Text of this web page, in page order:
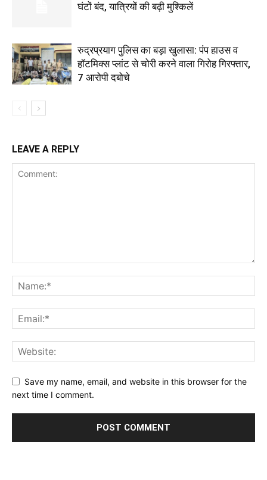
घंटों बंद, यात्रियों की बढ़ी मुश्किलें
रुद्रप्रयाग पुलिस का बड़ा खुलासा: पंप हाउस व
हॉटमिक्स प्लांट से चोरी करने वाला गिरोह गिरफ्तार,
7 आरोपी दबोचे
LEAVE A REPLY
Save my name, email, and website in this browser for the
next time I comment.